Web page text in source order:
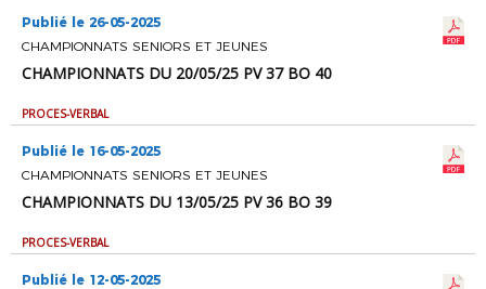
Publié le 26-05-2025
CHAMPIONNATS SENIORS ET JEUNES
CHAMPIONNATS DU 20/05/25 PV 37 BO 40
PROCES-VERBAL
Publié le 16-05-2025
CHAMPIONNATS SENIORS ET JEUNES
CHAMPIONNATS DU 13/05/25 PV 36 BO 39
PROCES-VERBAL
Publié le 12-05-2025